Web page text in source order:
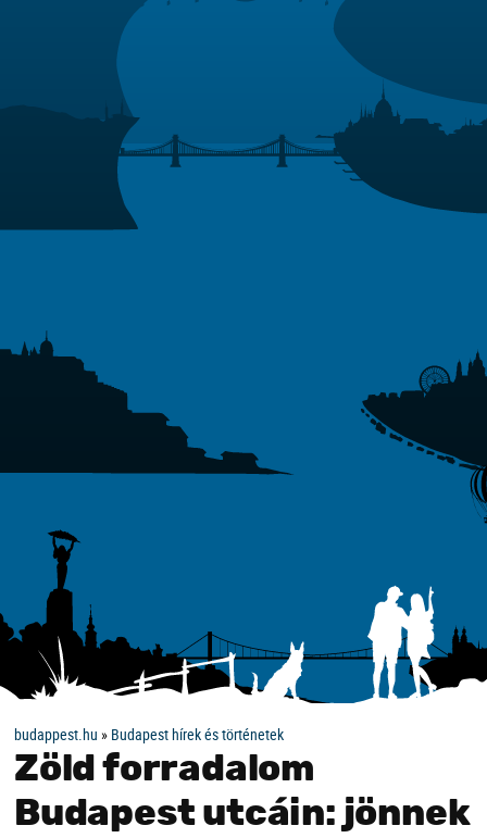
budappest.hu » Budapest hírek és történetek
Zöld forradalom
Budapest utcáin: jönnek